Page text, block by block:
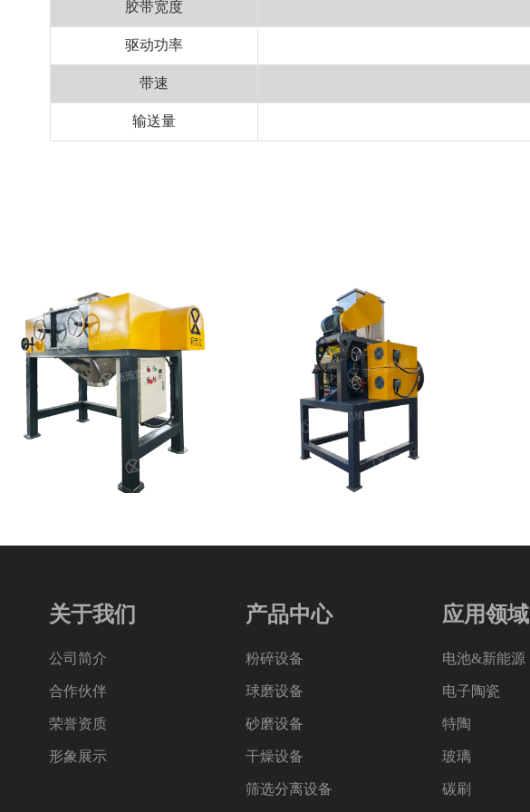
胶带宽度
驱动功率
带速
输送量
关于我们
公司简介
合作伙伴
荣誉资质
形象展示
产品中心
粉碎设备
球磨设备
砂磨设备
干燥设备
筛选分离设备
应用领域
电池&新能源
电子陶瓷
特陶
玻璃
碳刷